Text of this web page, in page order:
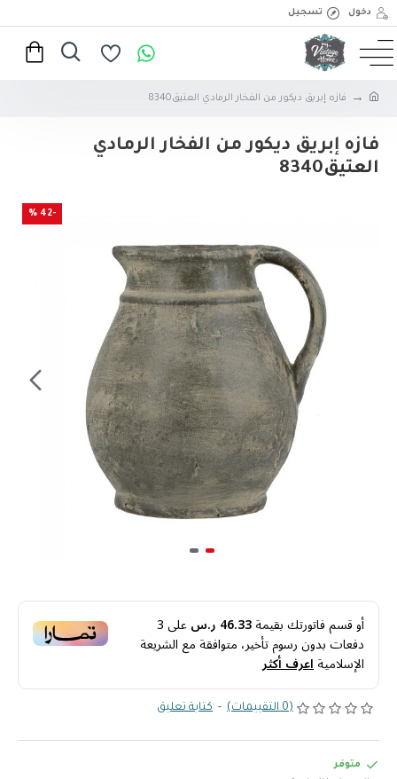
دخول تسجيل
فازه إبريق ديكور من الفخار الرمادي العتيق8340
فازه إبريق ديكور من الفخار الرمادي
العتيق8340
-42 %
أو قسم فاتورتك بقيمة46.33 ر.س على3
دفعات بدون رسوم تأخير، متوافقة مع الشريعة
الإسلاميةاعرف أكثر
(0 التقييمات) - كتابة تعليق
متوفر